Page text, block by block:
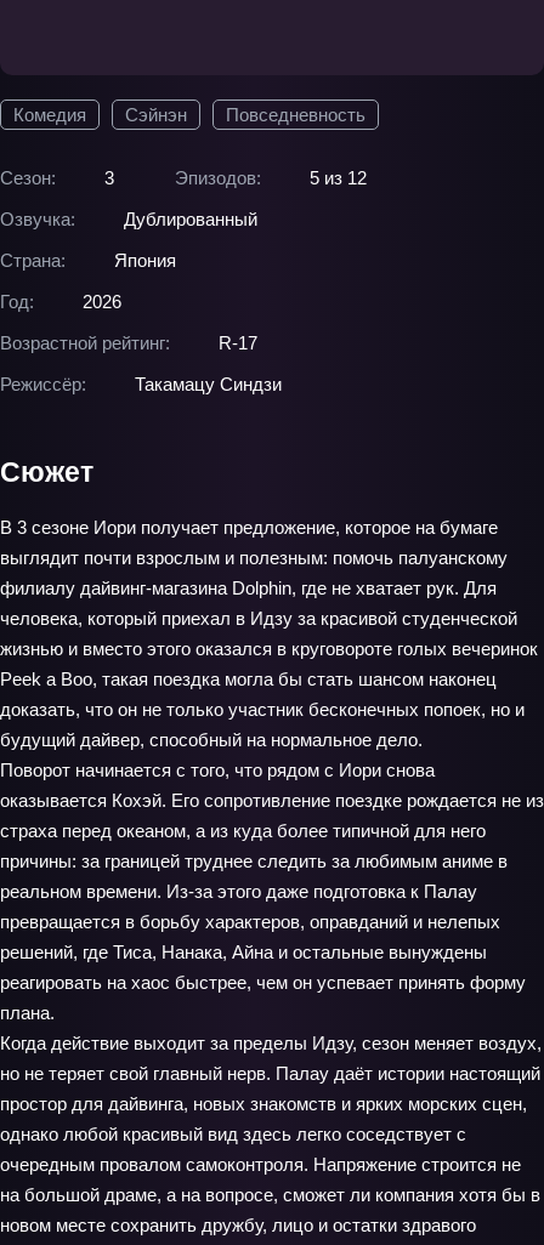
Комедия Сэйнэн Повседневность
Сезон: 3 Эпизодов:
5 из 12
Озвучка:
Дублированный
Страна:
Япония
Год:
2026
Возрастной рейтинг:
R-17
Режиссёр:
Такамацу Синдзи
Сюжет
В 3 сезоне Иори получает предложение, которое на бумаге
выглядит почти взрослым и полезным: помочь палуанскому
филиалу дайвинг-магазина Dolphin, где не хватает рук. Для
человека, который приехал в Идзу за красивой студенческой
жизнью и вместо этого оказался в круговороте голых вечеринок
Peek a Boo, такая поездка могла бы стать шансом наконец
доказать, что он не только участник бесконечных попоек, но и
будущий дайвер, способный на нормальное дело.
Поворот начинается с того, что рядом с Иори снова
оказывается Кохэй. Его сопротивление поездке рождается не из
страха перед океаном, а из куда более типичной для него
причины: за границей труднее следить за любимым аниме в
реальном времени. Из-за этого даже подготовка к Палау
превращается в борьбу характеров, оправданий и нелепых
решений, где Тиса, Нанака, Айна и остальные вынуждены
реагировать на хаос быстрее, чем он успевает принять форму
плана.
Когда действие выходит за пределы Идзу, сезон меняет воздух,
но не теряет свой главный нерв. Палау даёт истории настоящий
простор для дайвинга, новых знакомств и ярких морских сцен,
однако любой красивый вид здесь легко соседствует с
очередным провалом самоконтроля. Напряжение строится не
на большой драме, а на вопросе, сможет ли компания хотя бы в
новом месте сохранить дружбу, лицо и остатки здравого